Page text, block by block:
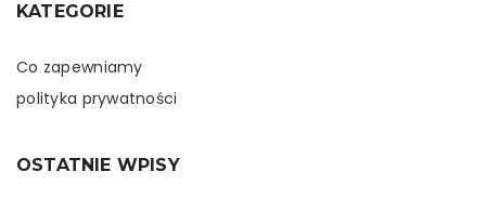
KATEGORIE
Co zapewniamy
polityka prywatności
OSTATNIE WPISY